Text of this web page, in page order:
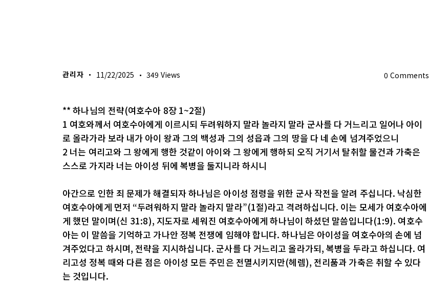
관리자 11/22/2025 349 Views 0 Comments
** 하나님의 전략(여호수아 8장 1~2절)
1 여호와께서 여호수아에게 이르시되 두려워하지 말라 놀라지 말라 군사를 다 거느리고 일어나 아이
로 올라가라 보라 내가 아이 왕과 그의 백성과 그의 성읍과 그의 땅을 다 네 손에 넘겨주었으니
2 너는 여리고와 그 왕에게 행한 것같이 아이와 그 왕에게 행하되 오직 거기서 탈취할 물건과 가축은
스스로 가지라 너는 아이성 뒤에 복병을 둘지니라 하시니
아간으로 인한 죄 문제가 해결되자 하나님은 아이성 점령을 위한 군사 작전을 알려 주십니다. 낙심한
여호수아에게 먼저 “두려워하지 말라 놀라지 말라”(1절)라고 격려하십니다. 이는 모세가 여호수아에
게 했던 말이며(신 31:8), 지도자로 세워진 여호수아에게 하나님이 하셨던 말씀입니다(1:9). 여호수
아는 이 말씀을 기억하고 가나안 정복 전쟁에 임해야 합니다. 하나님은 아이성을 여호수아의 손에 넘
겨주었다고 하시며, 전략을 지시하십니다. 군사를 다 거느리고 올라가되, 복병을 두라고 하십니다. 여
리고성 정복 때와 다른 점은 아이성 모든 주민은 전멸시키지만(헤렘), 전리품과 가축은 취할 수 있다
는 것입니다.